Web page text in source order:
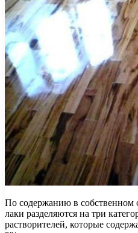
По содержанию в собственном
лаки разделяются на три
растворителей, которые